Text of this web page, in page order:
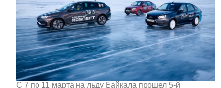
С 7 по 11 марта на льду Байкала прошел 5-й